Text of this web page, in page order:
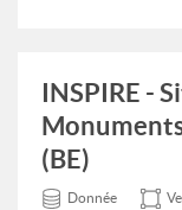
INSPIRE -
(BE)
Donnée